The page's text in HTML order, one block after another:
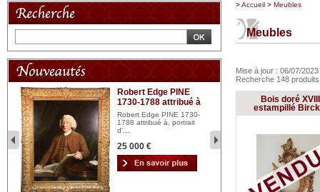
Robert Edge PINE
1730-1788 attribué à
Robert Edge PINE 1730-
1788 attribué à, portrait
d'...
25 000 € 2
>Accueil > Meubles
Meubles
Mise à jour : 06/07/
Recherche 148
Bois doré XVIII
estampillé